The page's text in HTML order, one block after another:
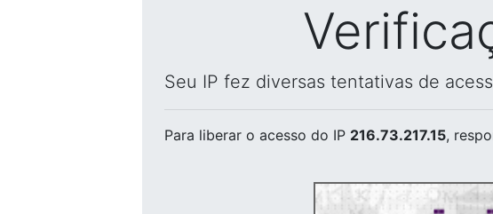
Seu IP fez diversas tentativas de
Para liberar o acesso do IP 216.73.217.15,